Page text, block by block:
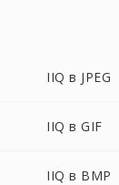
IIQ в JPEG
IIQ в GIF
IIQ в BMP